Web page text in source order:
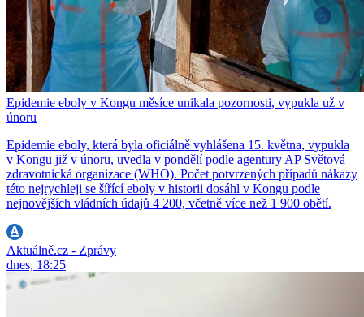
Epidemie eboly v Kongu měsíce unikala pozornosti, vypukla už v
únoru
Epidemie eboly, která byla oficiálně vyhlášena 15. května, vypukla
v Kongu již v únoru, uvedla v pondělí podle agentury AP Světová
zdravotnická organizace (WHO). Počet potvrzených případů nákazy
této nejrychleji se šířící eboly v historii dosáhl v Kongu podle
nejnovějších vládních údajů 4 200, včetně více než 1 900 obětí.
Aktuálně.cz - Zprávy
dnes, 18:25